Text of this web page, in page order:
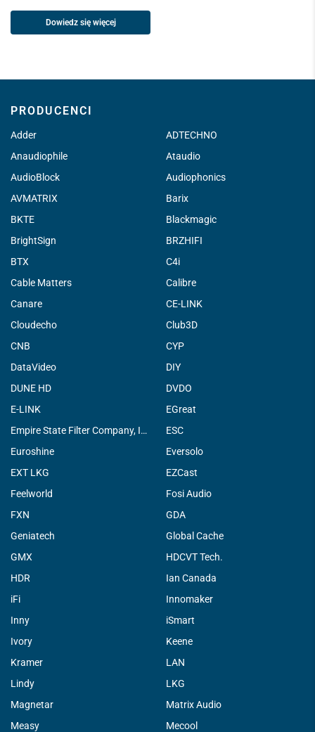
Dowiedz się więcej
PRODUCENCI
Adder
ADTECHNO
Anaudiophile
Ataudio
AudioBlock
Audiophonics
AVMATRIX
Barix
BKTE
Blackmagic
BrightSign
BRZHIFI
BTX
C4i
Cable Matters
Calibre
Canare
CE-LINK
Cloudecho
Club3D
CNB
CYP
DataVideo
DIY
DUNE HD
DVDO
E-LINK
EGreat
Empire State Filter Company, INC.
ESC
Euroshine
Eversolo
EXT LKG
EZCast
Feelworld
Fosi Audio
FXN
GDA
Geniatech
Global Cache
GMX
HDCVT Tech.
HDR
Ian Canada
iFi
Innomaker
Inny
iSmart
Ivory
Keene
Kramer
LAN
Lindy
LKG
Magnetar
Matrix Audio
Measy
Mecool